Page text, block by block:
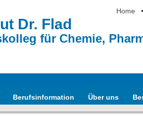
Home •
Dr. Flad
für Chemie,
Berufsinformation Über uns